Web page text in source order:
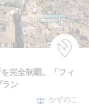
完全制覇。「フィ
ラン
かずのこ